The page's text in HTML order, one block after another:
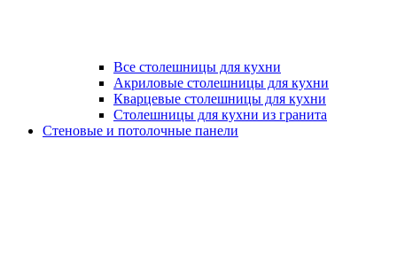
Все столешницы для кухни
Акриловые столешницы для кухни
Кварцевые столешницы для кухни
Столешницы для кухни из гранита
Стеновые и потолочные панели